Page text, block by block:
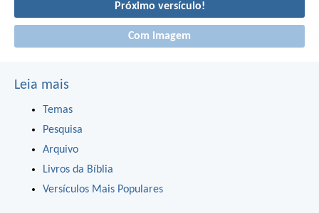
Próximo versículo!
Com imagem
Leia mais
Temas
Pesquisa
Arquivo
Livros da Bíblia
Versículos Mais Populares